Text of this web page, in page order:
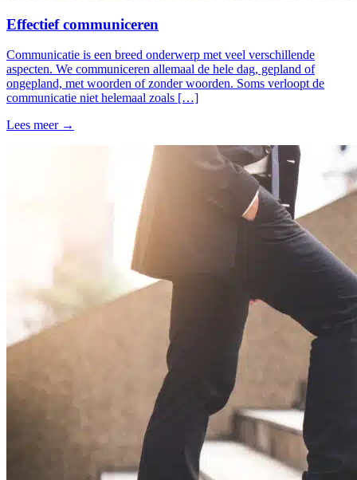
Effectief communiceren
Communicatie is een breed onderwerp met veel verschillende
aspecten. We communiceren allemaal de hele dag, gepland of
ongepland, met woorden of zonder woorden. Soms verloopt de
communicatie niet helemaal zoals […]
Lees meer →